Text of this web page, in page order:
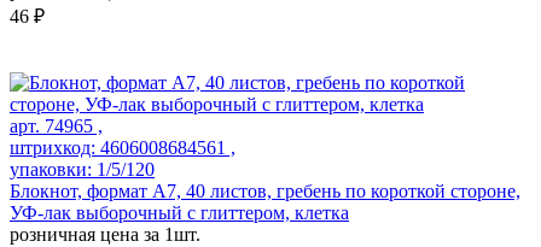
46 ₽
арт. 74965 ,
штрихкод: 4606008684561 ,
упаковки: 1/5/120
Блокнот, формат А7, 40 листов, гребень по короткой стороне,
УФ-лак выборочный с глиттером, клетка
розничная цена за 1шт.